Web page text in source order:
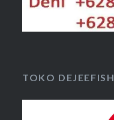
TOKO DEJEEFISH